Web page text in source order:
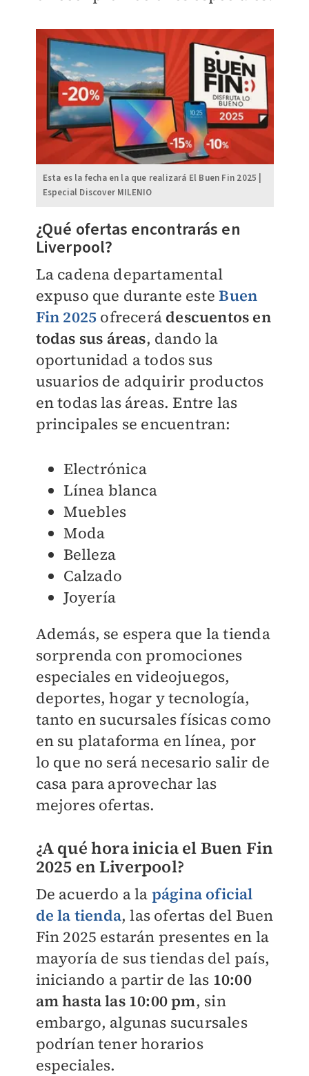
Esta es la fecha en la que realizará El Buen Fin 2025 |
Especial Discover MILENIO
¿Qué ofertas encontrarás en
Liverpool?
La cadena departamental
expuso que durante esteBuen
Fin 2025 ofrecerá descuentos en
todas sus áreas, dando la
oportunidad a todos sus
usuarios de adquirir productos
en todas las áreas. Entre las
principales se encuentran:
Electrónica
Línea blanca
Muebles
Moda
Belleza
Calzado
Joyería
Además, se espera que la tienda
sorprenda con promociones
especiales en videojuegos,
deportes, hogar y tecnología,
tanto en sucursales físicas como
en su plataforma en línea, por
lo que no será necesario salir de
casa para aprovechar las
mejores ofertas.
¿A qué hora inicia el Buen Fin
2025 en Liverpool?
De acuerdo a la página oficial
de la tienda, las ofertas del Buen
Fin 2025 estarán presentes en la
mayoría de sus tiendas del país,
iniciando a partir de las 10:00
am hasta las 10:00 pm, sin
embargo, algunas sucursales
podrían tener horarios
especiales.